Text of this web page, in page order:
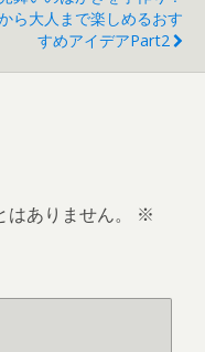
ら大人まで楽しめるおす
すめアイデアpart2
ありません。
※